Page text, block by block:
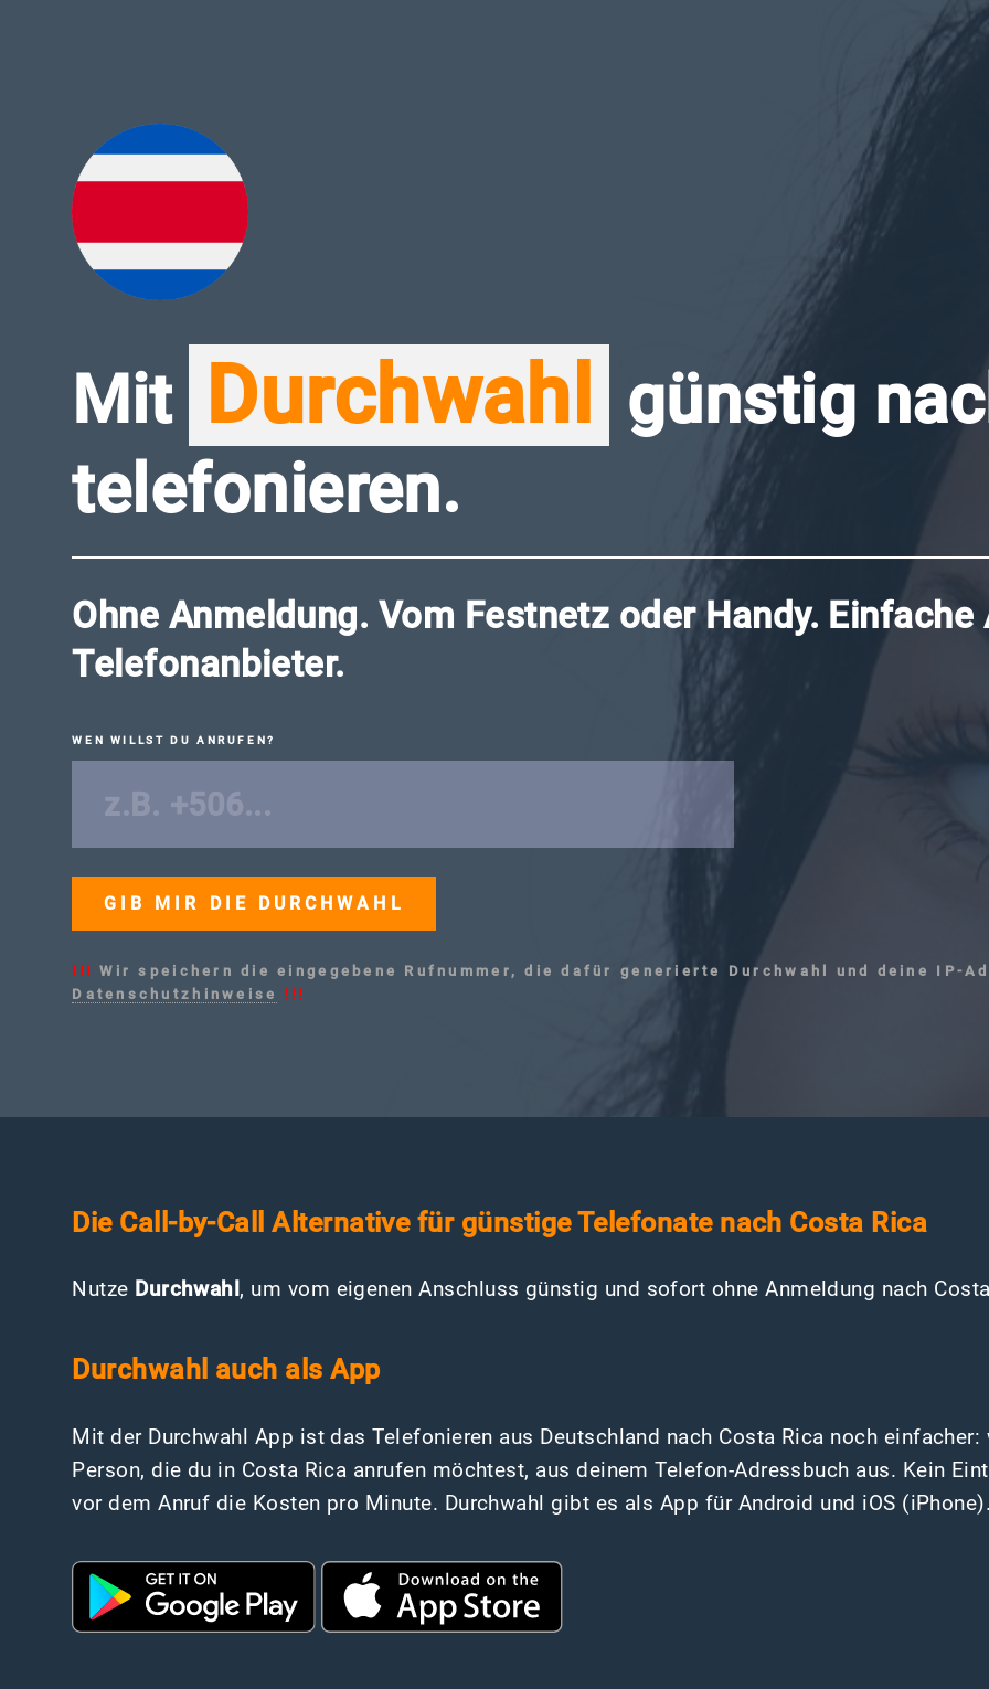
Mit Durchwahl günstig
telefonieren.
Ohne Anmeldung. Vom Festnetz oder Handy.
Telefonanbieter.
WEN WILLST DU ANRUFEN?
!!! Wir speichern die eingegebene Rufnummer, die dafür generierte Durchwahl und deine IP-
Datenschutzhinweise
!!!
Die Call-by-Call Alternative für günstige Telefonate nach Costa Rica
Nutze Durchwahl , um vom eigenen Anschluss günstig und sofort ohne Anmeldung nach
Durchwahl auch als App
Mit der Durchwahl App ist das Telefonieren aus Deutschland nach Costa Rica noch
Person, die du in Costa Rica anrufen möchtest, aus deinem Telefon-Adressbuch aus. Kein
vor dem Anruf die Kosten pro Minute. Durchwahl gibt es als App für Android und iOS